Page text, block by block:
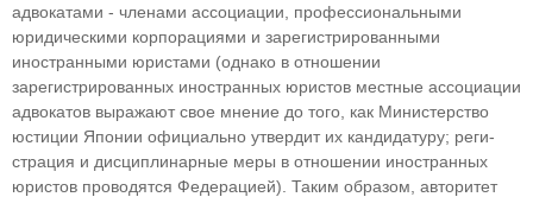
адвокатами - чле­нами ассоциации, профессиональными
юриди­ческими корпорациями и зарегистрированными
иностранными юристами (однако в отношении
зарегистрированных иностранных юристов мест­ные ассоциации
адвокатов выражают свое мне­ние до того, как Министерство
юстиции Японии официально утвердит их кандидатуру; реги­
страция и дисциплинарные меры в отношении иностранных
юристов проводятся Федерацией). Таким образом, авторитет